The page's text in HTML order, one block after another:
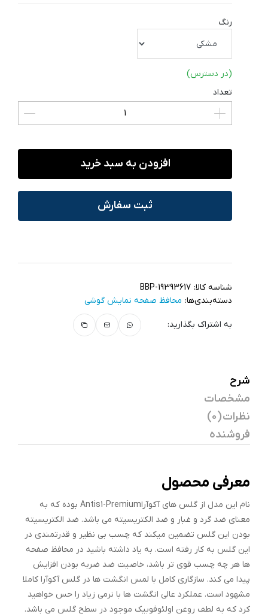
رنگ
(در دسترس)
تعداد
افزودن به سبد خرید
ثبت سفارش
شناسه کالا: BBP-19393617
دسته‌بندی‌ها: محافظ صفحه نمایش گوشی
به اشتراک بگذارید:
شرح
مشخصات
نظرات (0)
فروشنده
معرفی محصول
نام این مدل از گلس های آکوآراAntis1-Premium بوده که به
معنای ضد گرد و غبار و ضد الکتریسیته می باشد. ضد الکتریسیته
بودن این گلس تضمین میکند که چسب بی نظیر و قدرتمندی در
این گلس به کار رفته است. به یاد داشته باشید در محافظ صفحه
ها هر چه چسب قوی تر باشد، خاصیت ضد ضربه بودن افزایش
پیدا می کند. سازگاری کامل با لمس انگشت ها در گلس آکوآرا کاملا
مشهود است. عملکرد عالی انگشت ها با نرمی زیاد را حس خواهید
کرد که به لطف روغن اولئوفوبیک موجود در سطح گلس می باشد.